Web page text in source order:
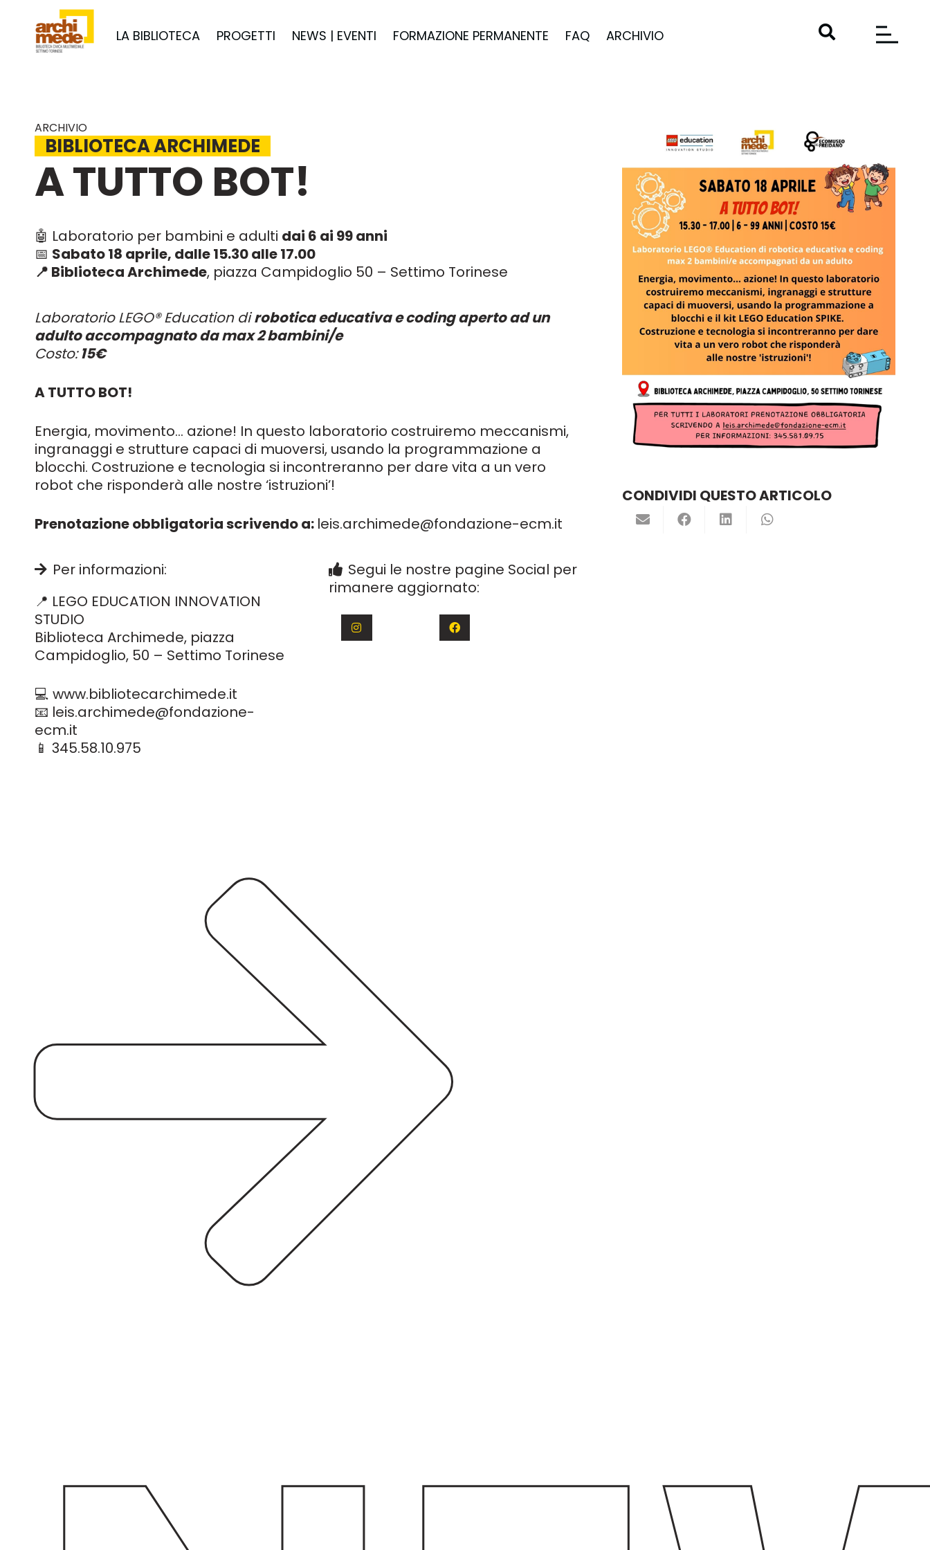
LA BIBLIOTECA PROGETTI NEWS | EVENTI FORMAZIONE PERMANENTE FAQ ARCHIVIO
ARCHIVIO
BIBLIOTECA ARCHIMEDE
A TUTTO BOT!
🤖 Laboratorio per bambini e adulti dai 6 ai 99 anni
📅 Sabato 18 aprile, dalle 15.30 alle 17.00
📍 Biblioteca Archimede, piazza Campidoglio 50 – Settimo Torinese
Laboratorio LEGO® Education dirobotica educativa e coding aperto ad un
adulto accompagnato da max 2 bambini/e
Costo:15€
A TUTTO BOT!
Energia, movimento… azione! In questo laboratorio costruiremo meccanismi,
ingranaggi e strutture capaci di muoversi, usando la programmazione a
blocchi. Costruzione e tecnologia si incontreranno per dare vita a un vero
robot che risponderà alle nostre ‘istruzioni’!
Prenotazione obbligatoria scrivendo a: leis.archimede@fondazione-ecm.it
Per informazioni:
📍 LEGO EDUCATION INNOVATION
STUDIO
Biblioteca Archimede, piazza
Campidoglio, 50 – Settimo Torinese
💻 www.bibliotecarchimede.it
📧 leis.archimede@fondazione-
ecm.it
📱 345.58.10.975
Segui le nostre pagine Social per
rimanere aggiornato:
CONDIVIDI QUESTO ARTICOLO